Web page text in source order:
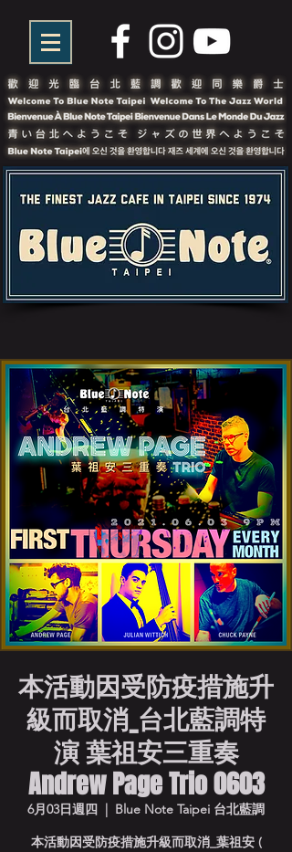
本活動因受防疫措施升
級而取消_台北藍調特
演 葉祖安三重奏
Andrew Page Trio 0603
6月03日週四
  |
Blue Note Taipei 台北藍調
本活動因受防疫措施升級而取消_葉祖安 (